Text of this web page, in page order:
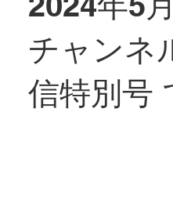
チャンネ
信特別号